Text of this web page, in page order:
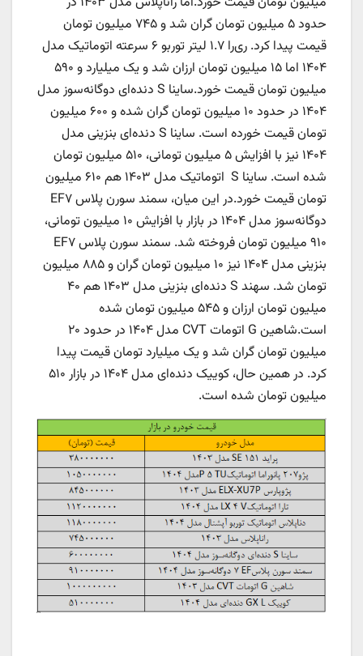
حدود ۵ میلیون تومان گران شد و ۷۴۵ میلیون تومان
قیمت پیدا کرد. ری‌را ۱.۷ لیتر توربو ۶ سرعته اتوماتیک مدل
۱۴۰۴ اما ۱۵ میلیون تومان ارزان شد و یک میلیارد و ۵۹۰
میلیون تومان قیمت خورد.ساینا S دنده‌ای دوگانه‌سوز مدل
۱۴۰۴ در حدود ۱۰ میلیون تومان گران شده و ۶۰۰ میلیون
تومان قیمت خورده است. ساینا S دنده‌ای بنزینی مدل
۱۴۰۴ نیز با افزایش ۵ میلیون تومانی، ۵۱۰ میلیون تومان
شده است. ساینا S اتوماتیک مدل ۱۴۰۳ هم ۶۱۰ میلیون
تومان قیمت خورد.در این میان، سمند سورن پلاس EF۷
دوگانه‌سوز مدل ۱۴۰۴ در بازار با افزایش ۱۰ میلیون تومانی،
۹۱۰ میلیون تومان فروخته شد. سمند سورن پلاس EF۷
بنزینی مدل ۱۴۰۴ نیز ۱۰ میلیون تومان گران و ۸۸۵ میلیون
تومان شد. سهند S دنده‌ای بنزینی مدل ۱۴۰۳ هم ۴۰
میلیون تومان ارزان و ۵۴۵ میلیون تومان شده
است.شاهین G اتومات CVT مدل ۱۴۰۴ در حدود ۲۰
میلیون تومان گران شد و یک میلیارد تومان قیمت پیدا
کرد. در همین حال، کوییک دنده‌ای مدل ۱۴۰۴ در بازار ۵۱۰
میلیون تومان شده است.